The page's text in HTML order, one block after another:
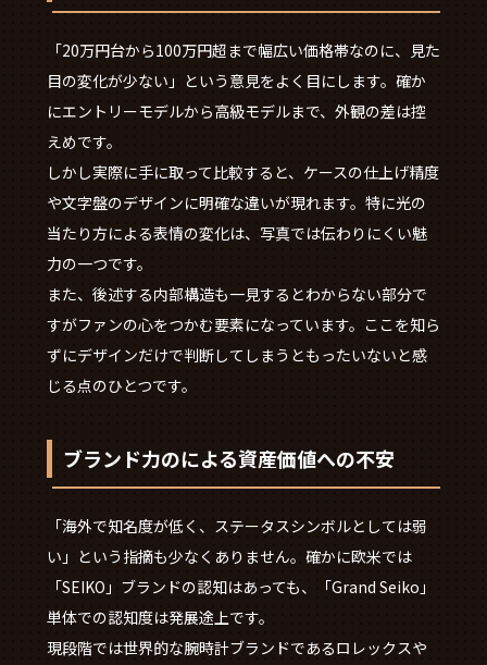
「20万円台から100万円超まで幅広い価格帯なのに、見た
目の変化が少ない」という意見をよく目にします。確か
にエントリーモデルから高級モデルまで、外観の差は控
えめです。
しかし実際に手に取って比較すると、ケースの仕上げ精度
や文字盤のデザインに明確な違いが現れます。特に光の
当たり方による表情の変化は、写真では伝わりにくい魅
力の一つです。
また、後述する内部構造も一見するとわからない部分で
すがファンの心をつかむ要素になっています。ここを知ら
ずにデザインだけで判断してしまうともったいないと感
じる点のひとつです。
ブランド力のによる資産価値への不安
「海外で知名度が低く、ステータスシンボルとしては弱
い」という指摘も少なくありません。確かに欧米では
「SEIKO」ブランドの認知はあっても、「Grand Seiko」
単体での認知度は発展途上です。
現段階では世界的な腕時計ブランドであるロレックスや